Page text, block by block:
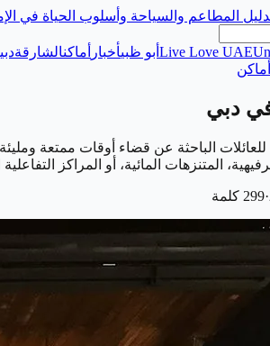
دليل المطاعم والسياحة وأسلوب الحياة في
Live Love UAE أبو ظبيأخبار أماكنالشارقةدبي
أماكن
في دبي
الباحثة عن قضاء أوقات ممتعة
المتنزهات المائية، أو المراكز
·
299 كلمة